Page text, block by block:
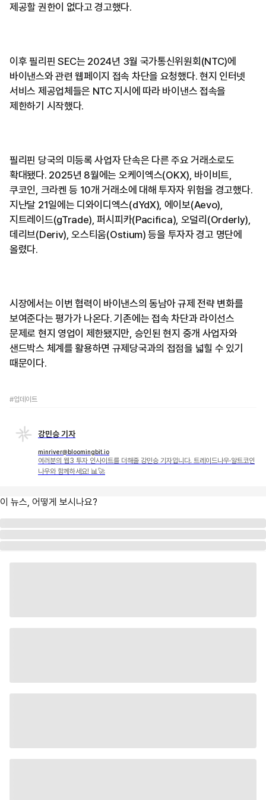
제공할 권한이 없다고 경고했다.
이후 필리핀 SEC는 2024년 3월 국가통신위원회(NTC)에
바이낸스와 관련 웹페이지 접속 차단을 요청했다. 현지 인터넷
서비스 제공업체들은 NTC 지시에 따라 바이낸스 접속을
제한하기 시작했다.
필리핀 당국의 미등록 사업자 단속은 다른 주요 거래소로도
확대됐다. 2025년 8월에는 오케이엑스(OKX), 바이비트,
쿠코인, 크라켄 등 10개 거래소에 대해 투자자 위험을 경고했다.
지난달 21일에는 디와이디엑스(dYdX), 에이보(Aevo),
지트레이드(gTrade), 퍼시피카(Pacifica), 오덜리(Orderly),
데리브(Deriv), 오스티움(Ostium) 등을 투자자 경고 명단에
올렸다.
시장에서는 이번 협력이 바이낸스의 동남아 규제 전략 변화를
보여준다는 평가가 나온다. 기존에는 접속 차단과 라이선스
문제로 현지 영업이 제한됐지만, 승인된 현지 중개 사업자와
샌드박스 체계를 활용하면 규제당국과의 접점을 넓힐 수 있기
때문이다.
#업데이트
강민승 기자
minriver@bloomingbit.io
여러분의 웹3 투자 인사이트를 더해줄 강민승 기자입니다. 트레이드나우·알트코인
나우와 함께하세요! 📊🚀
이 뉴스, 어떻게 보시나요?